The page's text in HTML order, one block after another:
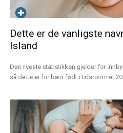
Dette er de vanligste
Island
Den nyeste statistikken gjelder for
så dette er for barn født i tidsrommet